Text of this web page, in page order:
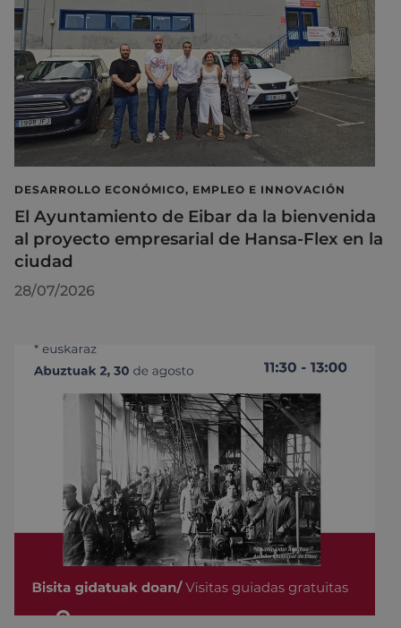
DESARROLLO ECONÓMICO, EMPLEO E INNOVACIÓN
El Ayuntamiento de Eibar da la bienvenida
al proyecto empresarial de Hansa-Flex en la
ciudad
28/07/2026